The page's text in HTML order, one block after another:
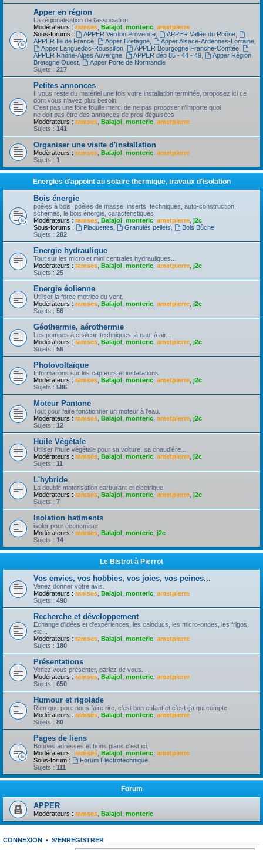
Apper en région
La régionalisation de l'association
Modérateurs : ramses Balajol monteric ametpierre
Sous-forums :
APPER Verdon Provence, APPER Vallée du Rhône,
APPER Ile de France
Apper Bretagne, Apper Alsace-Ardennes-Lorraine,
Apper Languedoc-Roussillon, APPER Bourgogne Franche-Comtée,
APPER Rhône-Alpes Auvergne
APPER dép 85 - 44 - 49,
Apper Région
Bretagne Ouest
Apper Porte de Normandie
Sujets : 217
Petites annonces
Il vous reste du matériel une fois votre installation terminée, proposez ici ce
dont vous n'avez plus besoin.
C'est pas une foire fouille merci de ne pas proposer n'importe quoi
ne doit pas être des annonces de pros déguisées
Modérateurs : ramses Balajol monteric ametpierre
Sujets : 141
Organiser une visite d'installation
Modérateurs : ramses Balajol monteric ametpierre
Sujets : 1
Energies d'appoint au solaire thermique, travaux d'isolation
Bois énergie
poêles à bois, poêles de masse, inserts, techniques, auto-construction,
schémas, le bois énergie, caractéristiques
Modérateurs : ramses Balajol monteric ametpierre j2c
Sous-forums :
Plaquettes Granulés pellets
Bois Bûche
Sujets : 282
Energie hydraulique
Tout sur les micro et mini centrales hydrauliques...
Modérateurs : ramses Balajol monteric ametpierre j2c
Sujets : 25
Energie éolienne
Utiliser la force motrice du vent.
Modérateurs : ramses Balajol monteric ametpierre j2c
Sujets : 56
Géothermie, aérothermie
Les pompes à chaleur, techniques, à eau, à air...
Modérateurs : ramses Balajol monteric ametpierre j2c
Sujets : 56
Photovoltaïque
Informations sur les capteurs et installations.
Modérateurs : ramses Balajol monteric ametpierre j2c
Sujets : 586
Moteur Pantone
Tout pour faire fonctionner un moteur à l'eau.
Modérateurs : ramses Balajol monteric ametpierre j2c
Sujets : 12
Huile Végétale
Utiliser l'huile végétale pour sa voiture, sa chaudière...
Modérateurs : ramses Balajol monteric ametpierre j2c
Sujets : 11
L'hybride
La double motorisation carburant et électrique.
Modérateurs : ramses Balajol monteric ametpierre j2c
Sujets : 7
Isolation batiments
isoler pour économiser
Modérateurs : ramses Balajol monteric j2c
Sujets : 14
Le Bistrot à Pierrot
Vos envies, vos hobbies, vos joies, vos peines...
Venez donner votre avis.
Modérateurs : ramses Balajol monteric ametpierre
Sujets : 490
Recherche et développement
Echange d'idées et d'expériences, les caloducs, les micro-ondes, les frigos,
etc...
Modérateurs : ramses Balajol monteric ametpierre
Sujets : 180
Présentations
Venez vous présenter, parlez de vous.
Modérateurs : ramses Balajol monteric ametpierre
Sujets : 650
Humour et rigolade
Rien que pour nous faire rire, c'est bon enfant et c'est ça qui compte
Modérateurs : ramses Balajol monteric ametpierre
Sujets : 80
Pages de liens
Bonnes adresses et bons plans c'est ici.
Modérateurs : ramses Balajol monteric ametpierre
Sous-forum :
Forum Electrotechnique
Sujets : 111
Forum
APPER
Modérateurs : ramses Balajol monteric
CONNEXION • S’ENREGISTRER